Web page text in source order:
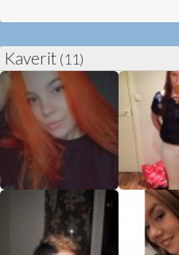
Kaverit (11)